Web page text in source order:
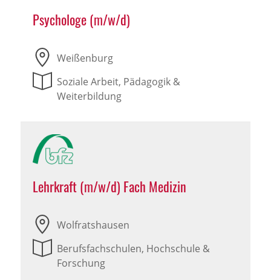
Psychologe (m/w/d)
Weißenburg
Soziale Arbeit, Pädagogik &
Weiterbildung
Lehrkraft (m/w/d) Fach Medizin
Wolfratshausen
Berufsfachschulen, Hochschule &
Forschung